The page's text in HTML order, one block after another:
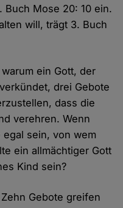
Buch Mose 20: 10 ein.
will, trägt 3. Buch
ein Gott, der
drei Gebote
dass die
verehren. Wenn
sein, von wem
ein allmächtiger Gott
Kind sein?
Gebote greifen